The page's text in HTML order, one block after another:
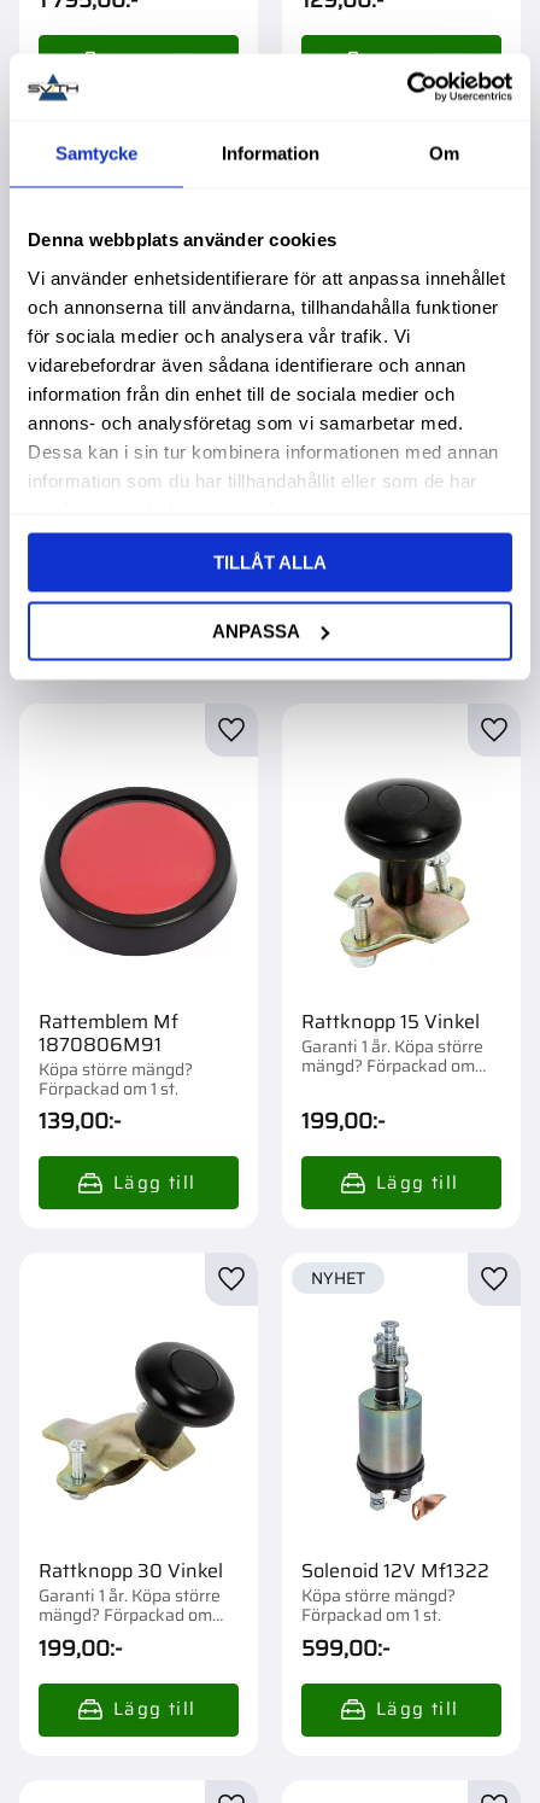
Samtycke Information Om
Denna webbplats använder cookies
Vi använder enhetsidentifierare för att anpassa innehållet
och annonserna till användarna, tillhandahålla funktioner
för sociala medier och analysera vår trafik. Vi
vidarebefordrar även sådana identifierare och annan
information från din enhet till de sociala medier och
annons- och analysföretag som vi samarbetar med.
Dessa kan i sin tur kombinera informationen med annan
information som du har tillhandahållit eller som de har
TILLÅT ALLA
ANPASSA
Packningssats
Hydraulpump Mf
3100439M91
mängd? Förpackad om 1
Positionsljus Fram
Blinker/Parkering
Vänster Fiat
mängd? Förpackad om 1
st.
299,00
Rattemblem Mf
1870806M91
Köpa större mängd?
Förpackad om 1 st.
139,00:-
Lägg till i favoriter
Rattknopp 15 Vinkel
Garanti 1 år. Köpa större
mängd? Förpackad om
199,00:-
Rattknopp 30 Vinkel
Garanti 1 år. Köpa större
mängd? Förpackad om
1/40 st.
199,00:-
Lägg till i favoriter
Solenoid 12V Mf1322
Köpa större mängd?
Förpackad om 1 st.
599,00:-
NYHET